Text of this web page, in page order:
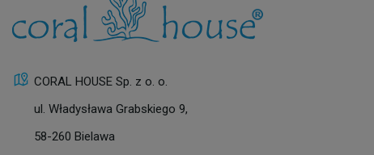
CORAL HOUSE Sp. z o. o.
ul. Władysława Grabskiego 9,
58-260 Bielawa